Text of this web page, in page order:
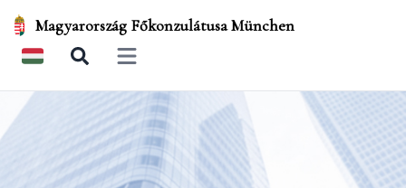
Magyarország Főkonzulátusa München
Open main menu